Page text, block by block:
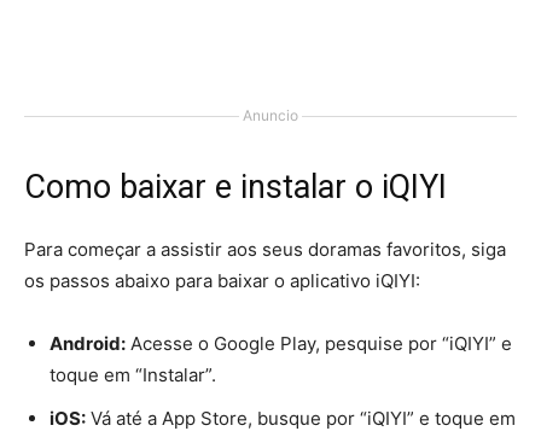
Anuncio
Como baixar e instalar o iQIYI
Para começar a assistir aos seus doramas favoritos, siga
os passos abaixo para baixar o aplicativo iQIYI:
Android: Acesse o Google Play, pesquise por “iQIYI” e
toque em “Instalar”.
iOS: Vá até a App Store, busque por “iQIYI” e toque em